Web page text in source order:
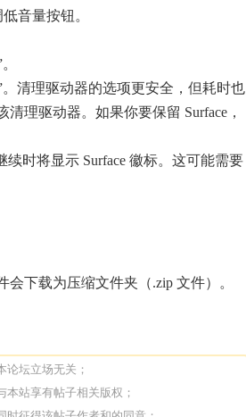
音量按钮。
清理驱动器的选项更安全，但耗时也
理驱动器。如果你要保留 Surface，
续时将显示 Surface 徽标。这可能需要
下载为压缩文件夹（.zip 文件）。
论坛立场无关；
站享有帖子相关版权；